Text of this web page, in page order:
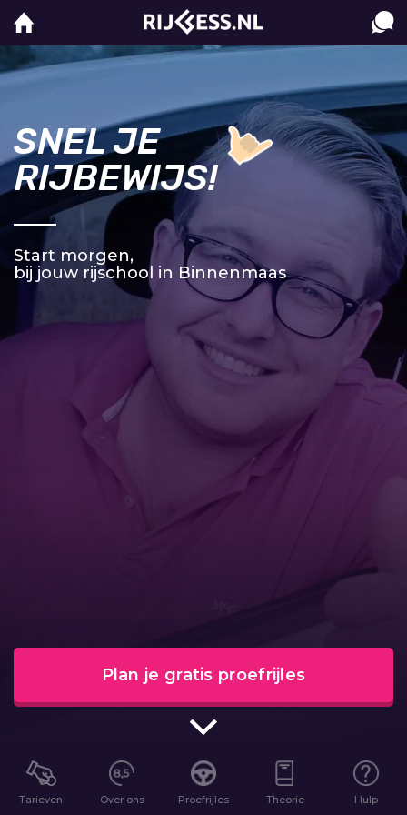
SNEL JE
RIJBEWIJS!
Start morgen,
bij jouw rijschool in Binnenmaas
Plan je gratis proefrijles
Tarieven Over ons Proefrijles Theorie Hulp